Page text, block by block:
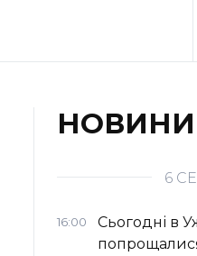
Події
НОВИНИ
6
16:00
Сьогодні в